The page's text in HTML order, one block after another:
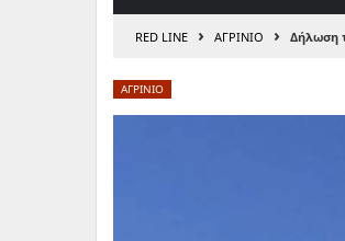
RED LINE › ΑΓΡΙΝΙΟ › Δήλωση
ΑΓΡΙΝΙΟ